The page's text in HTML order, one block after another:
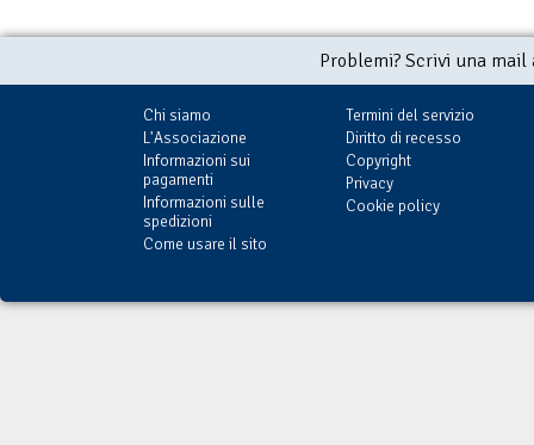
Problemi? Scrivi una
Chi siamo
L'Associazione
Informazioni sui
pagamenti
Informazioni sulle
spedizioni
Come usare il sito
Termini del servizio
Diritto di recesso
Copyright
Privacy
Cookie policy